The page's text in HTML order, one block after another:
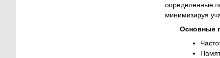
определенные
минимизируя
Основные